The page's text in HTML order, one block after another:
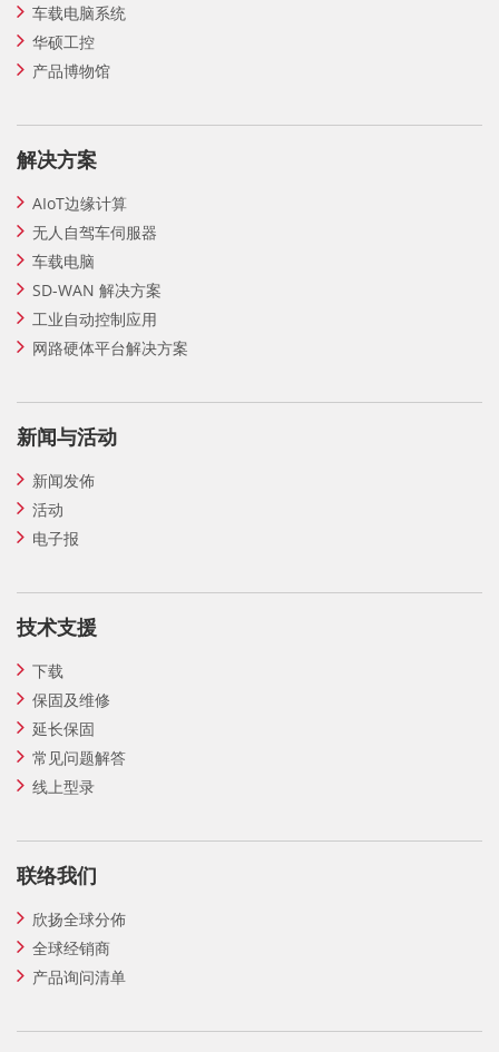
车载电脑系统
华硕工控
产品博物馆
解决方案
AIoT边缘计算
无人自驾车伺服器
车载电脑
SD-WAN 解决方案
工业自动控制应用
网路硬体平台解决方案
新闻与活动
新闻发佈
活动
电子报
技术支援
下载
保固及维修
延长保固
常见问题解答
线上型录
联络我们
欣扬全球分佈
全球经销商
产品询问清单